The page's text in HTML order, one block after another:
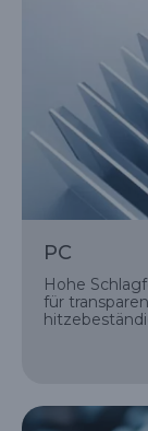
PC
Hohe
für